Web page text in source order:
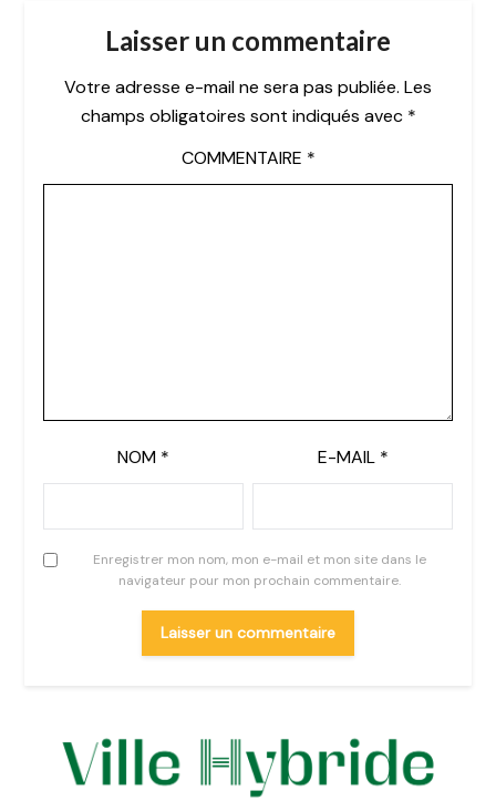
Laisser un commentaire
Votre adresse e-mail ne sera pas publiée. Les
champs obligatoires sont indiqués avec *
COMMENTAIRE *
NOM * E-MAIL *
Enregistrer mon nom, mon e-mail et mon site dans le
navigateur pour mon prochain commentaire.